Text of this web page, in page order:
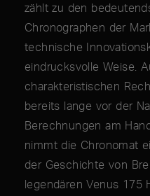
zählt zu den
Chronographen der
technische
eindrucksvolle Weise.
charakteristischen
bereits lange vor der
Berechnungen am
nimmt die Chronomat
der Geschichte von
legendären Venus 175